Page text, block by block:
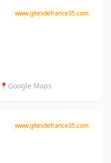
www.gitesdefrance35.com
📍 Google Maps
www.gitesdefrance35.com